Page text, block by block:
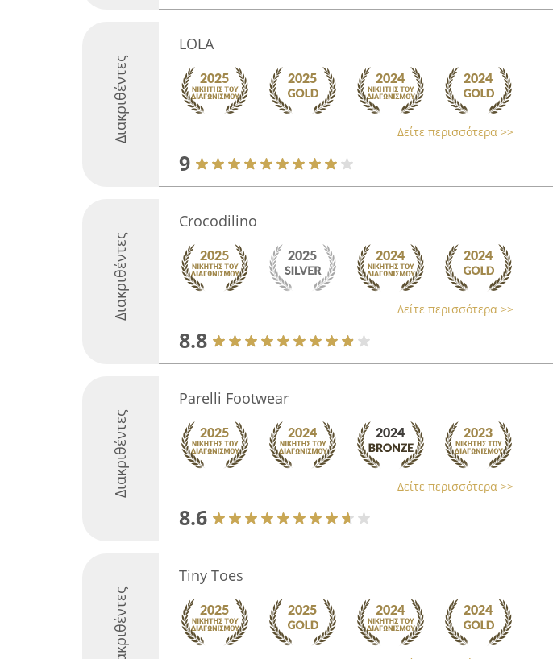
Διακριθέντες
LOLA
Δείτε περισσότερα >>
9
Διακριθέντες
Crocodilino
Δείτε περισσότερα >>
8.8
Διακριθέντες
Parelli Footwear
Δείτε περισσότερα >>
8.6
Διακριθέντες
Tiny Toes